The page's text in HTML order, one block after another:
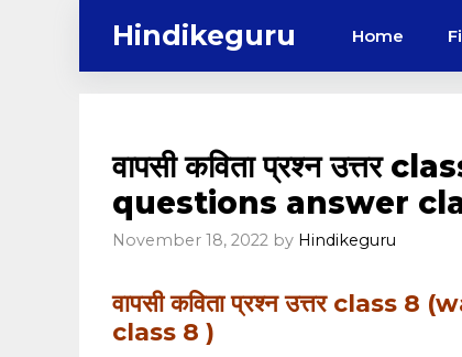
Hindikeguru Home
वापसी कविता प्रश्न उत्तर
questions answer
November 18, 2022 by Hindikeguru
वापसी कविता प्रश्न उत्तर
class 8 )